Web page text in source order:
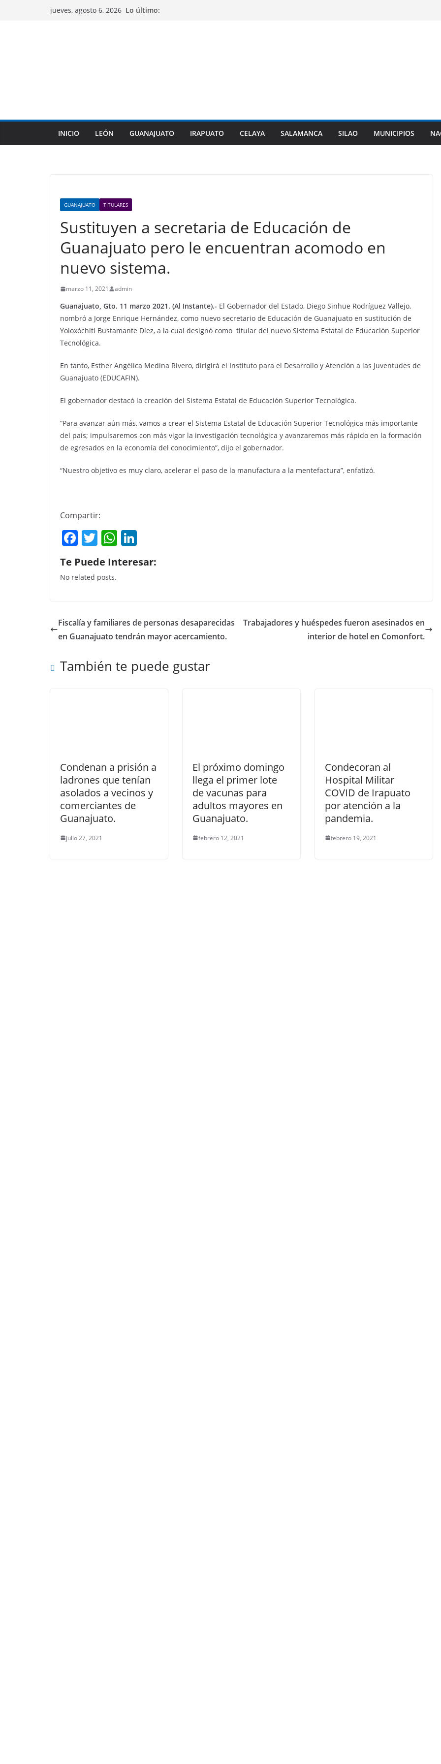
jueves, agosto 6, 2026 Lo último:
INICIO LEÓN GUANAJUATO IRAPUATO CELAYA SALAMANCA SILAO MUNICIPIOS
GUANAJUATO TITULARES
Sustituyen a secretaria de Educación de
Guanajuato pero le encuentran acomodo en
nuevo sistema.
marzo 11, 2021 admin
Guanajuato, Gto. 11 marzo 2021. (Al Instante).- El Gobernador del Estado, Diego Sinhue Rodríguez Vallejo,
nombró a Jorge Enrique Hernández, como nuevo secretario de Educación de Guanajuato en sustitución de
Yoloxóchitl Bustamante Díez, a la cual designó como titular del nuevo Sistema Estatal de Educación Superior
Tecnológica.
En tanto, Esther Angélica Medina Rivero, dirigirá el Instituto para el Desarrollo y Atención a las Juventudes de
Guanajuato (EDUCAFIN).
El gobernador destacó la creación del Sistema Estatal de Educación Superior Tecnológica.
“Para avanzar aún más, vamos a crear el Sistema Estatal de Educación Superior Tecnológica más importante
del país; impulsaremos con más vigor la investigación tecnológica y avanzaremos más rápido en la formación
de egresados en la economía del conocimiento”, dijo el gobernador.
“Nuestro objetivo es muy claro, acelerar el paso de la manufactura a la mentefactura”, enfatizó.
Compartir:
F
a
c
e
o
o
T
w
itt
er
W
h
at
p
p
k
n
Te Puede Interesar:
No related posts.
Fiscalía y familiares de personas desaparecidas
en Guanajuato tendrán mayor acercamiento.
Trabajadores y huéspedes fueron asesinados en
interior de hotel en Comonfort.
También te puede gustar
Condenan a prisión a
ladrones que tenían
asolados a vecinos y
comerciantes de
Guanajuato.
julio 27, 2021
El próximo domingo
llega el primer lote
de vacunas para
adultos mayores en
Guanajuato.
febrero 12, 2021
Condecoran al
Hospital Militar
COVID de Irapuato
por atención a la
pandemia.
febrero 19, 2021